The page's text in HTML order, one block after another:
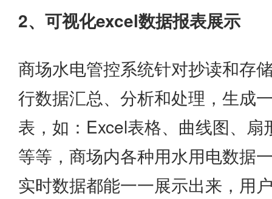
2、可视化excel数据报表展示
商场水电管控系统针对抄读和存
行数据汇总、分析和处理，生成
表，如：Excel表格、曲线图、
等等，商场内各种用水用电数据
实时数据都能一一展示出来，用